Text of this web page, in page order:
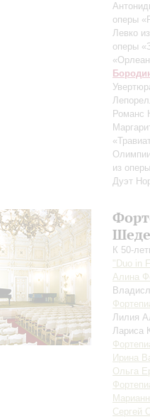
оперы
Левко
оперы
Романс
из
Дуэт
К 50-
"Duo in
Алина
Лилия
Лариса
Ирина
Ольга
Сергей